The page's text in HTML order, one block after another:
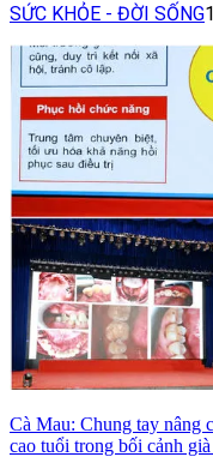
SỨC KHỎE - ĐỜI SỐNG
Cà Mau: Chung tay nâng
cao tuổi trong bối cảnh